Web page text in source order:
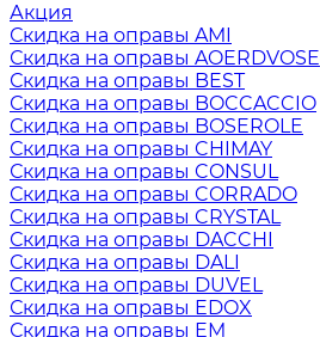
Акция
Скидка на оправы AMI
Скидка на оправы AOERDVOSE
Скидка на оправы BEST
Скидка на оправы BOCCACCIO
Скидка на оправы BOSEROLE
Скидка на оправы CHIMAY
Скидка на оправы CONSUL
Скидка на оправы CORRADO
Скидка на оправы CRYSTAL
Скидка на оправы DACCHI
Скидка на оправы DALI
Скидка на оправы DUVEL
Скидка на оправы EDOX
Скидка на оправы EM